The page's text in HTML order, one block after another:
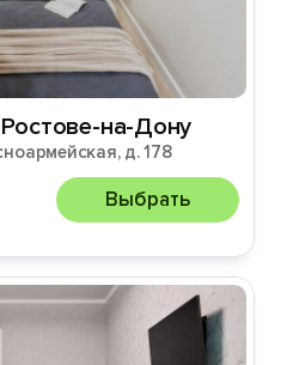
на-Дону
д. 178
Выбрать